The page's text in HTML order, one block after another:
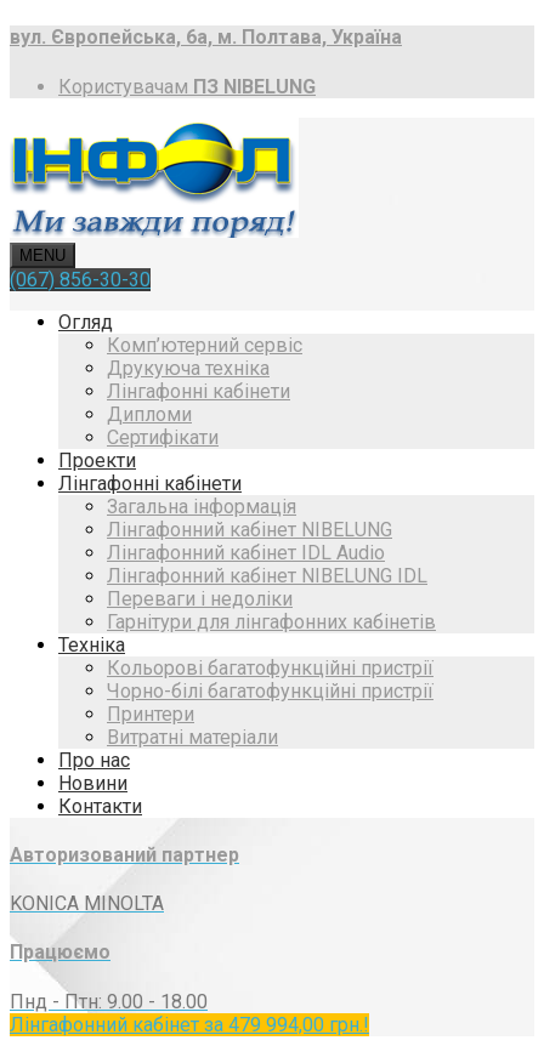
вул. Європейська, 6a, м. Полтава, Україна
Користувачам ПЗ NIBELUNG
MENU
(067) 856-30-30
Огляд
Комп’ютерний сервіс
Друкуюча техніка
Лінгафонні кабінети
Дипломи
Сертифікати
Проекти
Лінгафонні кабінети
Загальна інформація
Лінгафонний кабінет NIBELUNG
Лінгафонний кабінет IDL Audio
Лінгафонний кабінет NIBELUNG IDL
Переваги і недоліки
Гарнітури для лінгафонних кабінетів
Техніка
Кольорові багатофункційні пристрії
Чорно-білі багатофункційні пристрії
Принтери
Витратні матеріали
Про нас
Новини
Контакти
Авторизований партнер
KONICA MINOLTA
Працюємо
Пнд - Птн: 9.00 - 18.00
Лінгафонний кабінет за 479 994,00 грн.!